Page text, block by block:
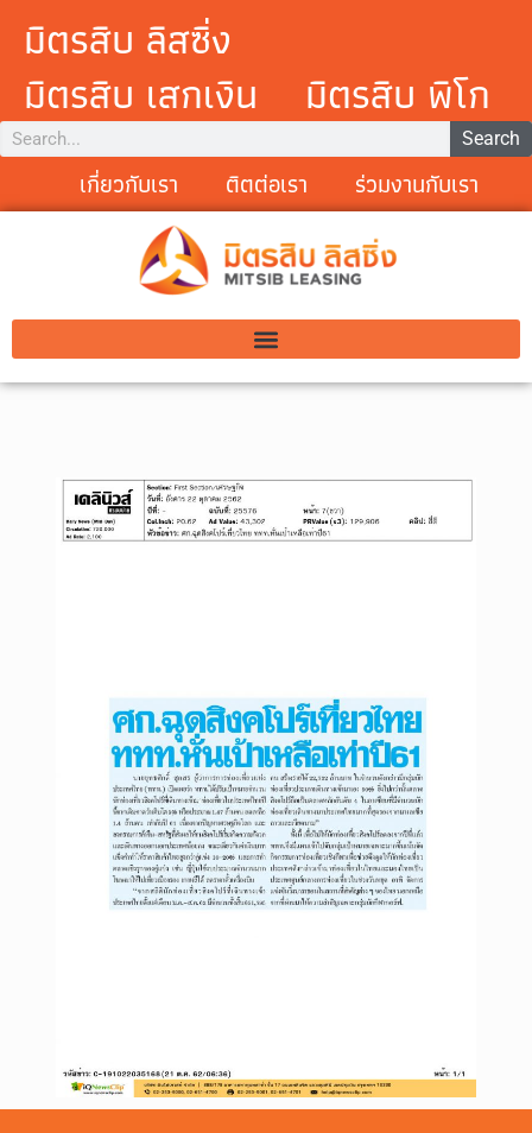
มิตรสิบ ลิสซิ่ง
มิตรสิบ เสกเงิน
มิตรสิบ พิโก
Search
เกี่ยวกับเรา ติตต่อเรา ร่วมงานกับเรา